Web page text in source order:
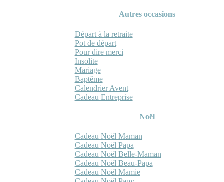
Autres occasions
Départ à la retraite
Pot de départ
Pour dire merci
Insolite
Mariage
Baptême
Calendrier Avent
Cadeau Entreprise
Noël
Cadeau Noël Maman
Cadeau Noël Papa
Cadeau Noël Belle-Maman
Cadeau Noël Beau-Papa
Cadeau Noël Mamie